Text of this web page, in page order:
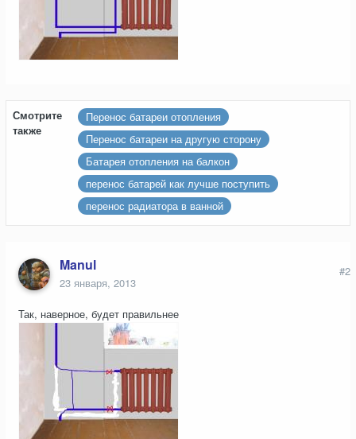
Смотрите
также
Перенос батареи отопления
Перенос батареи на другую сторону
Батарея отопления на балкон
перенос батарей как лучше поступить
перенос радиатора в ванной
Manul
23 января, 2013
#2
Так, наверное, будет правильнее